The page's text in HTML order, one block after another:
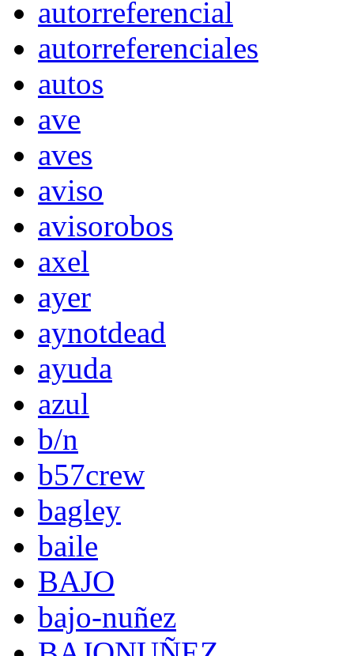
autorreferencial
autorreferenciales
autos
ave
aves
aviso
avisorobos
axel
ayer
aynotdead
ayuda
azul
b/n
b57crew
bagley
baile
BAJO
bajo-nuñez